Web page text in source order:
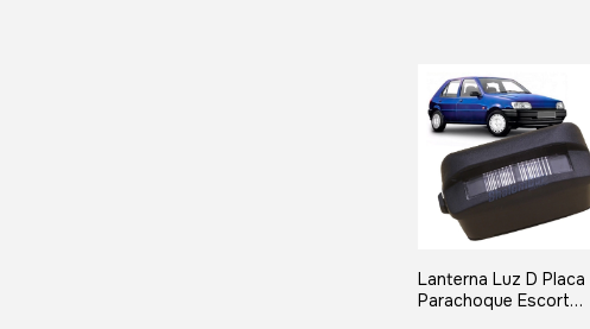
Lanterna Luz D Placa
Parachoque Escort